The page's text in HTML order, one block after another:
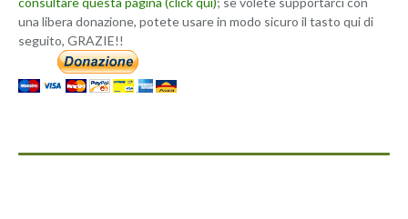
una libera donazione, potete usare in modo sicuro il tasto qui di
seguito, GRAZIE!!